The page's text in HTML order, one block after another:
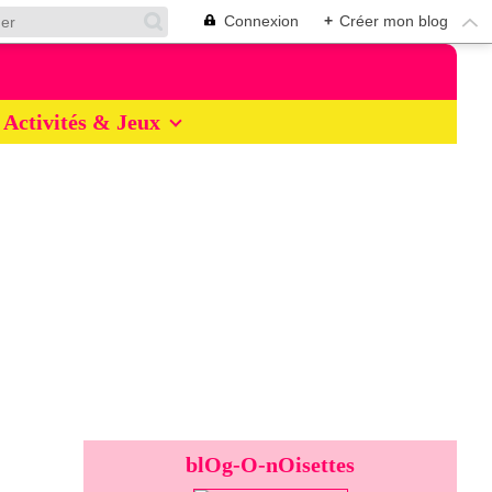
Connexion + Créer mon blog
Activités & Jeux
blOg-O-nOisettes